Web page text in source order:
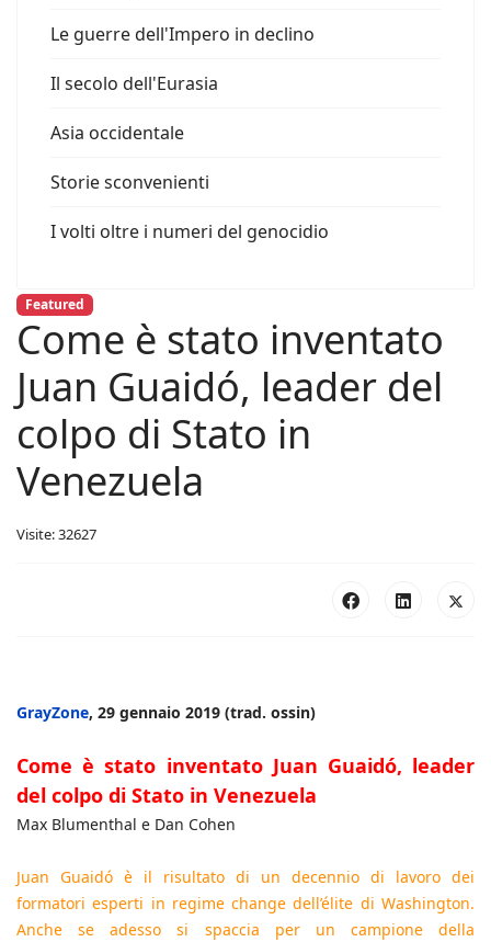
Le guerre dell'Impero in declino
Il secolo dell'Eurasia
Asia occidentale
Storie sconvenienti
I volti oltre i numeri del genocidio
Featured
Come è stato inventato
Juan Guaidó, leader del
colpo di Stato in
Venezuela
Visite: 32627
GrayZone, 29 gennaio 2019 (trad. ossin)
Come è stato inventato Juan Guaidó, leader
del colpo di Stato in Venezuela
Max Blumenthal e Dan Cohen
Juan Guaidó è il risultato di un decennio di lavoro dei
formatori esperti in regime change dell’élite di Washington.
Anche se adesso si spaccia per un campione della